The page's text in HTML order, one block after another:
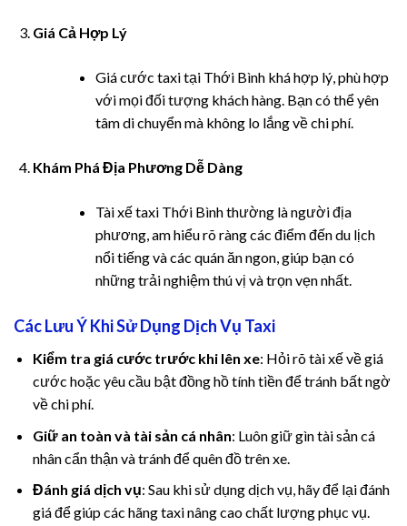
panel
panel
panel
panel
panel
panel
Giá Cả Hợp Lý
Giá cước taxi tại Thới Bình khá hợp lý, phù hợp
với mọi đối tượng khách hàng. Bạn có thể yên
tâm di chuyển mà không lo lắng về chi phí.
Khám Phá Địa Phương Dễ Dàng
Tài xế taxi Thới Bình thường là người địa
phương, am hiểu rõ ràng các điểm đến du lịch
nổi tiếng và các quán ăn ngon, giúp bạn có
những trải nghiệm thú vị và trọn vẹn nhất.
Các Lưu Ý Khi Sử Dụng Dịch Vụ Taxi
Kiểm tra giá cước trước khi lên xe: Hỏi rõ tài xế về giá
cước hoặc yêu cầu bật đồng hồ tính tiền để tránh bất ngờ
về chi phí.
Giữ an toàn và tài sản cá nhân: Luôn giữ gìn tài sản cá
nhân cẩn thận và tránh để quên đồ trên xe.
Đánh giá dịch vụ: Sau khi sử dụng dịch vụ, hãy để lại đánh
giá để giúp các hãng taxi nâng cao chất lượng phục vụ.